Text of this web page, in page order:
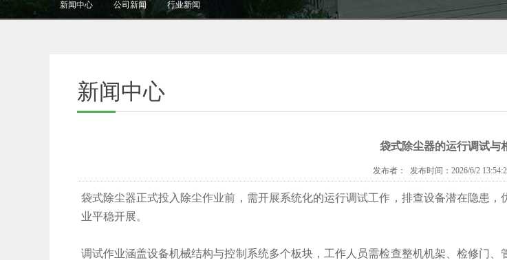
新闻中心 公司新闻 行业新闻
新闻中心
袋式除尘器的运行调试与
发布者： 发布时间：2026/6/2
袋式除尘器正式投入除尘作业前，需开展系统化的运行调试工作，排查设备潜在隐患
业平稳开展。
调试作业涵盖设备机械结构与控制系统多个板块，工作人员需检查整机机架、检修门